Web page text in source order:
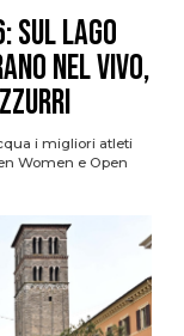
sul Lago
nel vivo,
i migliori atleti
Women e Open